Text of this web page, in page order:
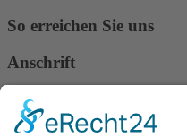
So erreichen Sie uns
Anschrift
Verband Deutscher
Verbandsverwaltung
Am Rosenbraken 12